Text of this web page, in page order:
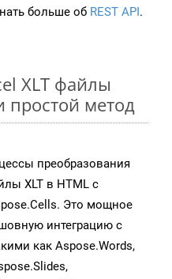
больше об REST API.
XLT файлы
метод
преобразования
XLT в HTML с
Это мощное
интеграцию с
как Aspose.Words,